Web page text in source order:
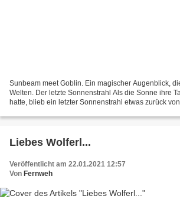
Sunbeam meet Goblin. Ein magischer Augenblick,
Welten. Der letzte Sonnenstrahl Als die Sonne ihre
hatte, blieb ein letzter Sonnenstrahl etwas zurück
Liebes Wolferl...
Veröffentlicht am 22.01.2021 12:57
Von Fernweh